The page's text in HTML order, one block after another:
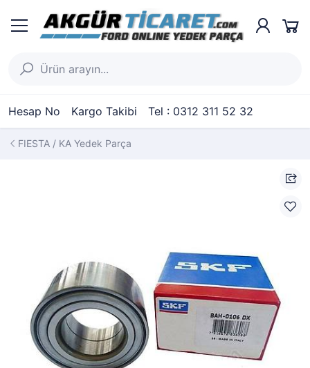
Hesap No Kargo Takibi Tel : 0312 311 52 32
FIESTA / KA Yedek Parça